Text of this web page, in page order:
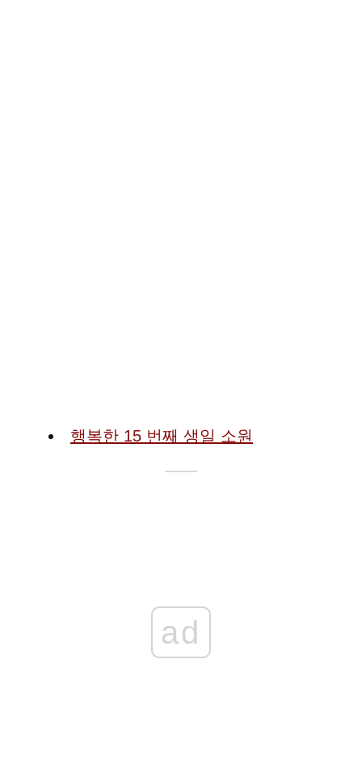
행복한 15 번째 생일 소원
ad